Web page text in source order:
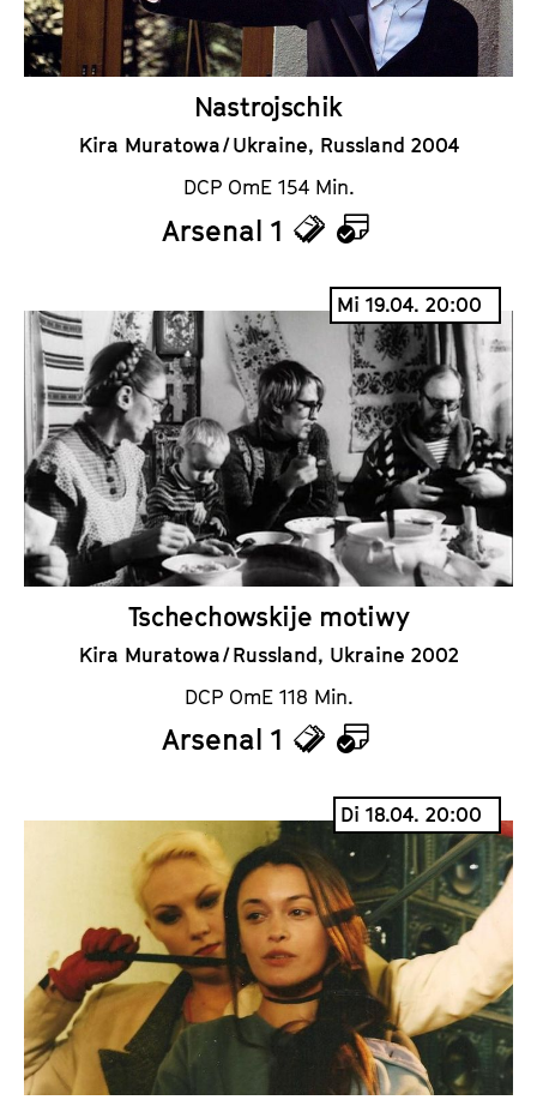
r
Nastrojschik
Kira Muratowa / Ukraine, Russland 2004
DCP OmE 154 Min.
Arsenal 1
T
k
e
t
s
K
a
l
e
n
d
e
r
Mi 19.04. 20:00
Tschechowskije motiwy
Kira Muratowa / Russland, Ukraine 2002
DCP OmE 118 Min.
Arsenal 1
T
k
e
t
s
K
a
l
e
n
d
e
r
Di 18.04. 20:00